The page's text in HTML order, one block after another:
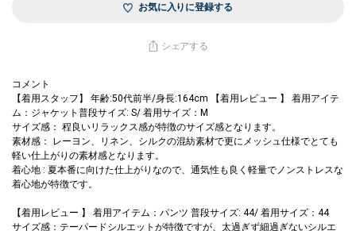
お気に入りに登録する
シェアする
コメント
【着用スタッフ】 年齢:50代前半/身長:164cm 【着用レビュー 】 着用アイテ
ム：ジャケット普段サイズ: S/ 着用サイズ：M
サイズ感： 程良いリラックス感が特徴のサイズ感となります。
素材感： レーヨン、リネン、シルクの混紡素材で更にメッシュ仕様でとても
軽い仕上がりの素材感となります。
着心地 : 夏本番に向けた仕上がりなので、通気性も良く軽量でノンストレスな
着心地が特徴です。
【着用レビュー 】 着用アイテム：パンツ 普段サイズ: 44/ 着用サイズ：44
サイズ感：テーパードシルエットが特徴ですが、太過ぎず細過ぎないシルエ